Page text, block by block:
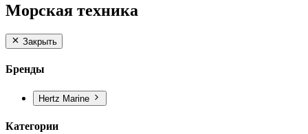
Морская техника
Закрыть
Бренды
Hertz Marine
Категории